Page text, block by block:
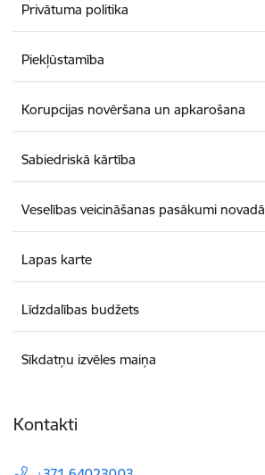
Privātuma politika
Piekļūstamība
Korupcijas novēršana un apkarošana
Sabiedriskā kārtība
Veselības veicināšanas pasākumi novadā
Lapas karte
Līdzdalības budžets
Sīkdatņu izvēles maiņa
Kontakti